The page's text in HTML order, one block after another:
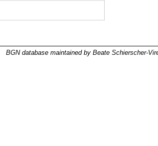
BGN database maintained by Beate Schierscher-